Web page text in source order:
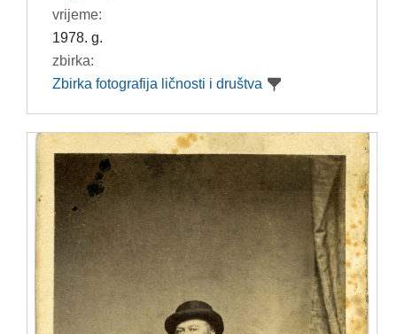
vrijeme:
1978. g.
zbirka:
Zbirka fotografija ličnosti i društva